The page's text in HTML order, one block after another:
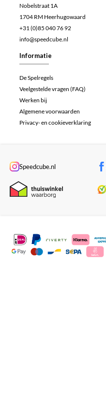
Nobelstraat 1A
1704 RM Heerhugowaard
+31 (0)85 040 76 92
info@speedcube.nl
Informatie
De Spelregels
Veelgestelde vragen (FAQ)
Werken bij
Algemene voorwaarden
Privacy- en cookieverklaring
Speedcube.nl